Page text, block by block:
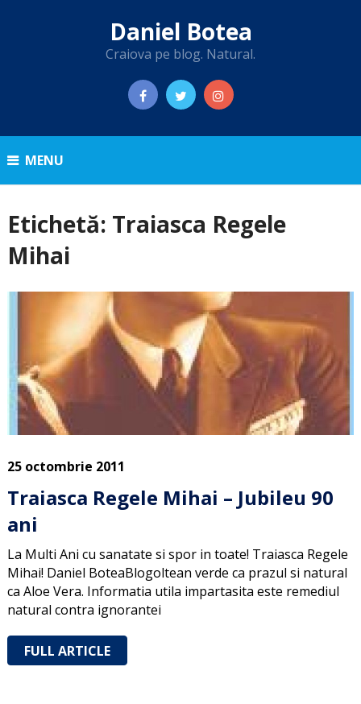
Daniel Botea
Craiova pe blog. Natural.
MENU
Etichetă: Traiasca Regele
Mihai
25 octombrie 2011
Traiasca Regele Mihai – Jubileu 90
ani
La Multi Ani cu sanatate si spor in toate! Traiasca Regele
Mihai! Daniel BoteaBlogoltean verde ca prazul si natural
ca Aloe Vera. Informatia utila impartasita este remediul
natural contra ignorantei
FULL ARTICLE